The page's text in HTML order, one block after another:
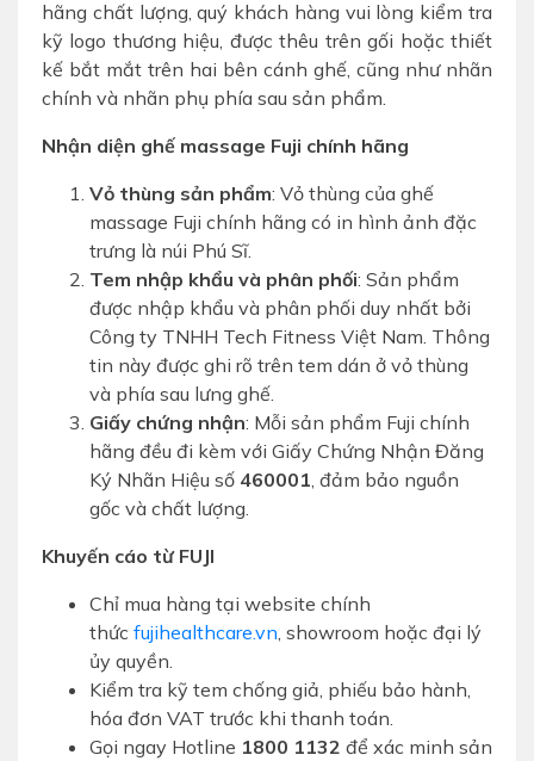
hãng chất lượng, quý khách hàng vui lòng kiểm tra
kỹ logo thương hiệu, được thêu trên gối hoặc thiết
kế bắt mắt trên hai bên cánh ghế, cũng như nhãn
chính và nhãn phụ phía sau sản phẩm.
Nhận diện ghế massage Fuji chính hãng
Vỏ thùng sản phẩm: Vỏ thùng của ghế
massage Fuji chính hãng có in hình ảnh đặc
trưng là núi Phú Sĩ.
Tem nhập khẩu và phân phối: Sản phẩm
được nhập khẩu và phân phối duy nhất bởi
Công ty TNHH Tech Fitness Việt Nam. Thông
tin này được ghi rõ trên tem dán ở vỏ thùng
và phía sau lưng ghế.
Giấy chứng nhận: Mỗi sản phẩm Fuji chính
hãng đều đi kèm với Giấy Chứng Nhận Đăng
Ký Nhãn Hiệu số 460001, đảm bảo nguồn
gốc và chất lượng.
Khuyến cáo từ FUJI
Chỉ mua hàng tại website chính
thức fujihealthcare.vn, showroom hoặc đại lý
ủy quyền.
Kiểm tra kỹ tem chống giả, phiếu bảo hành,
hóa đơn VAT trước khi thanh toán.
Gọi ngay Hotline 1800 1132 để xác minh sản